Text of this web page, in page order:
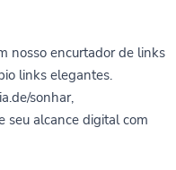
nosso encurtador de links
links elegantes.
sonhar,
seu alcance digital com